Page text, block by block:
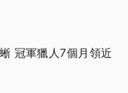
冠軍獵人7個月領近